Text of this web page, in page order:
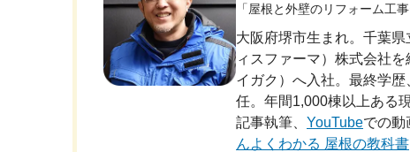
「屋根と外壁のリフォーム工
大阪府堺市生まれ。千葉
ィスファーマ）株式会社
イガク）へ入社。最終学
任。年間1,000棟以上ある
記事執筆、 YouTubeでの動
んよくわかる 屋根の教科書